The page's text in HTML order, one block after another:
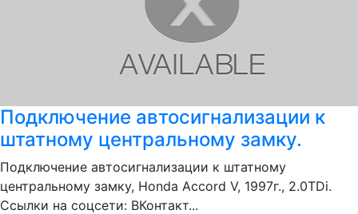
Подключение автосигнализации к
штатному центральному замку.
Подключение автосигнализации к штатному
центральному замку, Honda Accord V, 1997г., 2.0TDi.
Ссылки на соцсети: ВКонтакт...